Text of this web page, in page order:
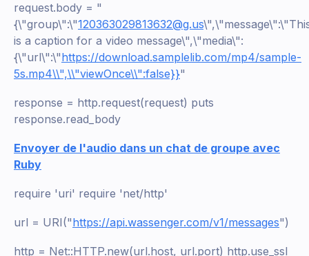
request.body = "
{\"group\":\"120363029813632@g.us
is a caption for a video message\",\"media\":
{\"url\":\"https://download.samplelib.com/mp4/sample-
5s.mp4\\",\\"viewOnce\\":false}}"
response = http.request(request) puts
response.read_body
Envoyer de l'audio dans un chat de groupe avec
Ruby
require 'uri' require 'net/http'
url = URI("https://api.wassenger.com/v1/messages")
http = Net::HTTP.new(url.host, url.port) http.use_ssl